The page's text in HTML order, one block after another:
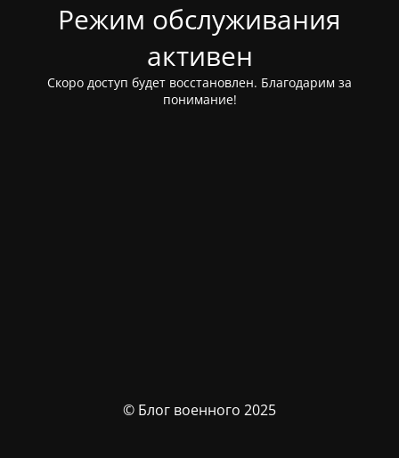
Режим обслуживания
активен
Скоро доступ будет восстановлен. Благодарим за
понимание!
© Блог военного 2025